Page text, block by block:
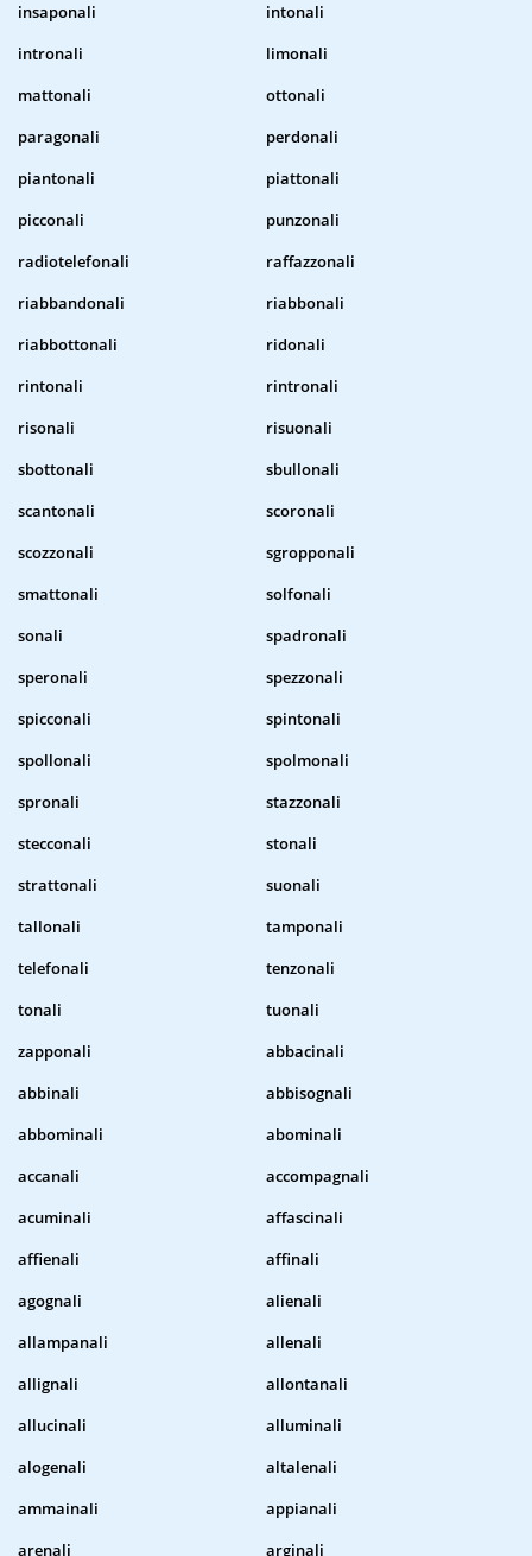
insaponali
intonali
intronali
limonali
mattonali
ottonali
paragonali
perdonali
piantonali
piattonali
picconali
punzonali
radiotelefonali
raffazzonali
riabbandonali
riabbonali
riabbottonali
ridonali
rintonali
rintronali
risonali
risuonali
sbottonali
sbullonali
scantonali
scoronali
scozzonali
sgropponali
smattonali
solfonali
sonali
spadronali
speronali
spezzonali
spicconali
spintonali
spollonali
spolmonali
spronali
stazzonali
stecconali
stonali
strattonali
suonali
tallonali
tamponali
telefonali
tenzonali
tonali
tuonali
zapponali
abbacinali
abbinali
abbisognali
abbominali
abominali
accanali
accompagnali
acuminali
affascinali
affienali
affinali
agognali
alienali
allampanali
allenali
allignali
allontanali
allucinali
alluminali
alogenali
altalenali
ammainali
appianali
arenali
arginali